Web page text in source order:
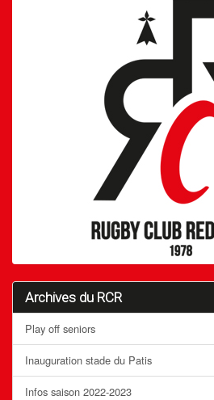
Archives du RCR
Play off seniors
Inauguration stade du Patis
Infos saison 2022-2023